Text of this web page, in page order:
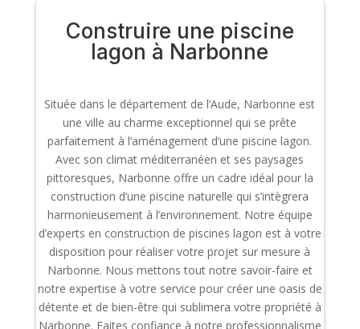
Construire une piscine
lagon à Narbonne
Située dans le département de l’Aude, Narbonne est
une ville au charme exceptionnel qui se prête
parfaitement à l’aménagement d’une piscine lagon.
Avec son climat méditerranéen et ses paysages
pittoresques, Narbonne offre un cadre idéal pour la
construction d’une piscine naturelle qui s’intègrera
harmonieusement à l’environnement. Notre équipe
d’experts en construction de piscines lagon est à votre
disposition pour réaliser votre projet sur mesure à
Narbonne. Nous mettons tout notre savoir-faire et
notre expertise à votre service pour créer une oasis de
détente et de bien-être qui sublimera votre propriété à
Narbonne. Faites confiance à notre professionnalisme